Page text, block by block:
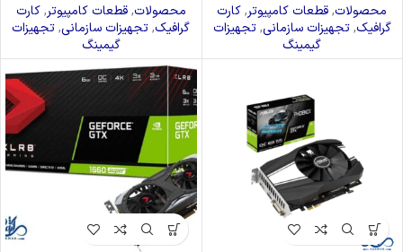
محصولات,قطعات کامپیوتر,کارت
گرافیک,تجهیزات سازمانی,تجهیزات
گیمینگ
محصولات,قطعات کامپیوتر,کارت
گرافیک,تجهیزات سازمانی,تجهیزات
گیمینگ